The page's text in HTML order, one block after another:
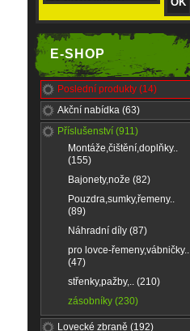
E-SHOP
Poslední produkty (14)
Akční nabídka (63)
Příslušenství (911)
Montáže,čištění,doplňky..
(155)
Bajonety,nože (82)
Pouzdra,sumky,řemeny..
(89)
Náhradní díly (87)
pro lovce-řemeny,vábničky..
(47)
střenky,pažby,.. (210)
zásobníky (230)
Lovecké zbraně (192)